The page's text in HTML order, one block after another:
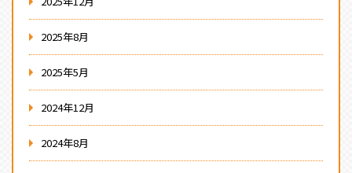
2025年8月
2025年5月
2024年12月
2024年8月